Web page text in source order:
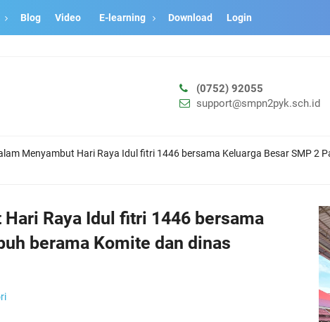
Blog Video E-learning Download Login
(0752) 92055
support@smpn2pyk.sch.id
Menyambut Hari Raya Idul fitri 1446 bersama Keluarga Besar SMP 2
Raya Idul fitri 1446 bersama
berama Komite dan dinas